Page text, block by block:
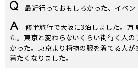
最近行っておもしろかった、イベン
修学旅行で大阪に3泊しました。万
た。東京と変わらないくらい街行く人
かった。東京より柄物の服を着てる人が
着たくなりました。